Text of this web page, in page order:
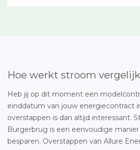
Hoe werkt stroom
Heb jij op dit moment een
einddatum van jouw energiecontract
overstappen is dan altijd interessant.
Burgerbrug is een eenvoudige
besparen. Overstappen van Allure